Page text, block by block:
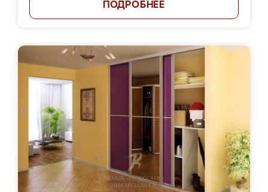
ПОДРОБНЕЕ